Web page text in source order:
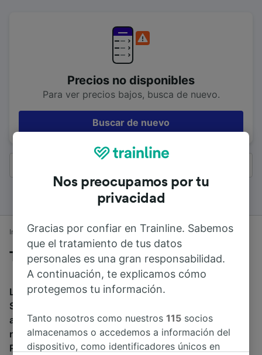
Precios no disponibles
Para ver precios bajos, busca de nuevo.
Buscar de nuevo
Inicio Horarios de trenes Mánchester a Stafford
Trenes desde Mánchester a Stafford
La duración media de viaje en tren entre Mánchester y
Stafford es de 58min. El tren más veloz de Mánchester
a Stafford dura 50min. Alrededor de 56 trenes al día
recorren los 76 km que separan ambas ciudades.
Puedes reservar tu billete a partir de 8,57 € al reservar
Nos preocupamos por tu
privacidad
Gracias por confiar en Trainline. Sabemos
que el tratamiento de tus datos
personales es una gran responsabilidad.
A continuación, te explicamos cómo
protegemos tu información.
Tanto nosotros como nuestros115 socios
almacenamos o accedemos a información del
dispositivo, como identificadores únicos en